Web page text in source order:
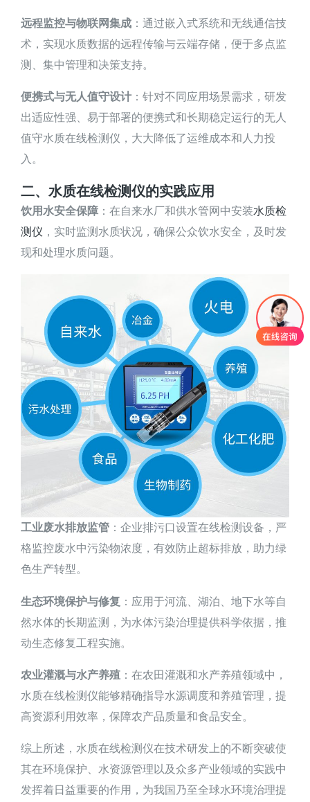
远程监控与物联网集成 ：通过嵌入式系统和无线通信技
术，实现水质数据的远程传输与云端存储，便于多点监
测、集中管理和决策支持。
便携式与无人值守设计 ：针对不同应用场景需求，研发
出适应性强、易于部署的便携式和长期稳定运行的无人
值守水质在线检测仪，大大降低了运维成本和人力投
入。
二、水质在线检测仪的实践应用
饮用水安全保障 ：在自来水厂和供水管网中安装水质检
测仪 ，实时监测水质状况，确保公众饮水安全，及时发
现和处理水质问题。
工业废水排放监管 ：企业排污口设置在线检测设备，严
格监控废水中污染物浓度，有效防止超标排放，助力绿
色生产转型。
生态环境保护与修复 ：应用于河流、湖泊、地下水等自
然水体的长期监测，为水体污染治理提供科学依据，推
动生态修复工程实施。
农业灌溉与水产养殖 ：在农田灌溉和水产养殖领域中，
水质在线检测仪能够精确指导水源调度和养殖管理，提
高资源利用效率，保障农产品质量和食品安全。
综上所述，水质在线检测仪在技术研发上的不断突破使
其在环境保护、水资源管理以及众多产业领域的实践中
发挥着日益重要的作用，为我国乃至全球水环境治理提